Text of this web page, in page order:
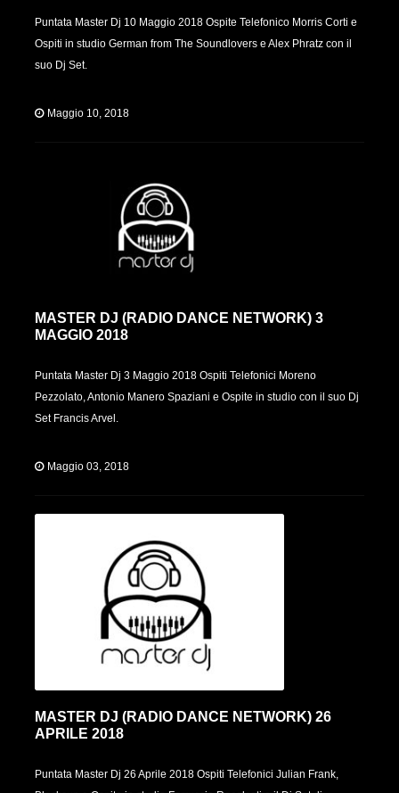
Puntata Master Dj 10 Maggio 2018 Ospite Telefonico Morris Corti e
Ospiti in studio German from The Soundlovers e Alex Phratz con il
suo Dj Set.
Maggio 10, 2018
MASTER DJ (RADIO DANCE NETWORK) 3
MAGGIO 2018
Puntata Master Dj 3 Maggio 2018 Ospiti Telefonici Moreno
Pezzolato, Antonio Manero Spaziani e Ospite in studio con il suo Dj
Set Francis Arvel.
Maggio 03, 2018
MASTER DJ (RADIO DANCE NETWORK) 26
APRILE 2018
Puntata Master Dj 26 Aprile 2018 Ospiti Telefonici Julian Frank,